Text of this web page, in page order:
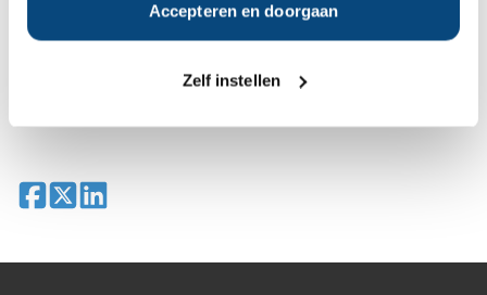
Accepteren en doorgaan
Zelf instellen
Vermogensbeheerders Hoofddorp
Deel op Facebook
Deel op XDeel op LinkedIn